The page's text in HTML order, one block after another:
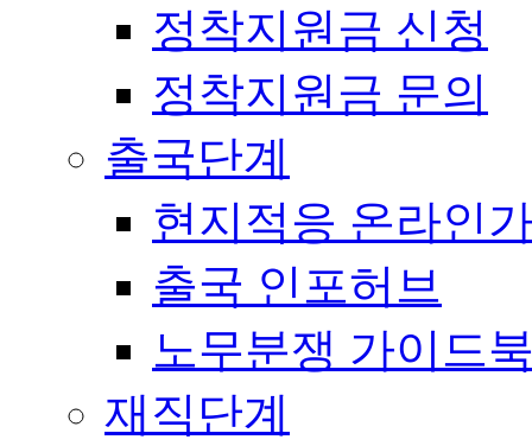
정착지원금 신청
정착지원금 문의
출국단계
현지적응 온라인
출국 인포허브
노무분쟁 가이드
재직단계